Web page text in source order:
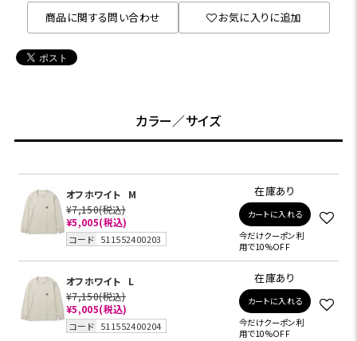
商品に関する問い合わせ お気に入りに追加
カラー／サイズ
オフホワイト
M
¥7,150(税込)
¥5,005(税込)
コード 511552400203
在庫あり
カートに入れる
今だけクーポン利
用で10%OFF
オフホワイト
L
¥7,150(税込)
¥5,005(税込)
コード 511552400204
在庫あり
カートに入れる
今だけクーポン利
用で10%OFF